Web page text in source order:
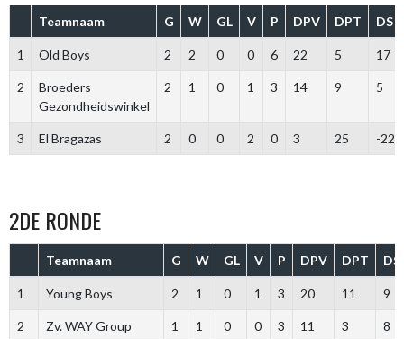
Teamnaam G W GL V P DPV DPT DS
1 Old Boys 2 2 0 0 6 22 5 17
2
Broeders
Gezondheidswinkel
2 1 0 1 3 14 9 5
3 El Bragazas 2 0 0 2 0 3 25 -22
2DE RONDE
Teamnaam G W GL V P DPV DPT DS
1 Young Boys 2 1 0 1 3 20 11 9
2 Zv. WAY Group 1 1 0 0 3 11 3 8